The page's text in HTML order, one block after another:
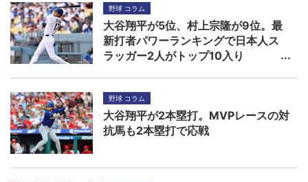
野球 コラム
大谷翔平が5位、村上宗隆が9位。最
新打者パワーランキングで日本人ス
ラッガー2人がトップ10入り
野球 コラム
大谷翔平が2本塁打。MVPレースの対
抗馬も2本塁打で応戦